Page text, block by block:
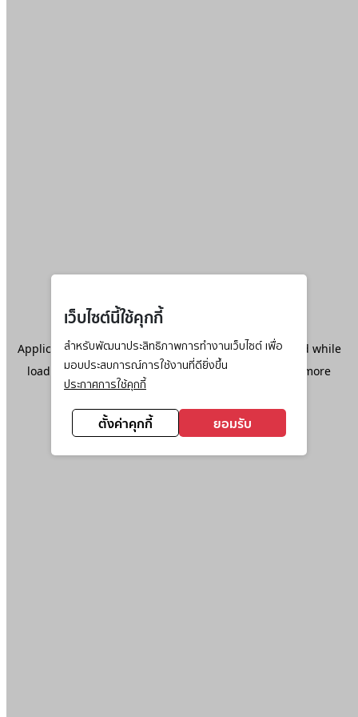
เว็บไซต์นี้ใช้คุกกี้
สำหรับพัฒนาประสิทธิภาพการทำงานเว็บไซต์ เพื่อ
มอบประสบการณ์การใช้งานที่ดียิ่งขึ้น
ประกาศการใช้คุกกี้
ตั้งค่าคุกกี้ ยอมรับ
Application error: aclient-side exception has occurred while
loadingwww.ktc.co.th(see the browser console
for more
information).